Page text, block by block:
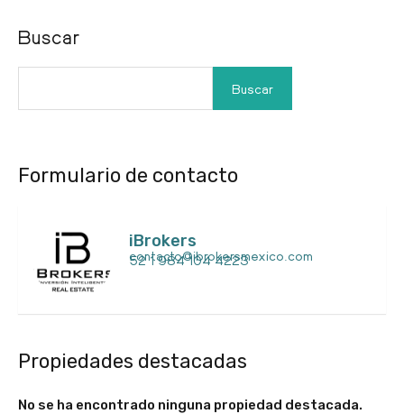
Buscar
Buscar
Formulario de contacto
iBrokers
contacto@ibrokersmexico.com
52 1 984 104 4223
Propiedades destacadas
No se ha encontrado ninguna propiedad destacada.